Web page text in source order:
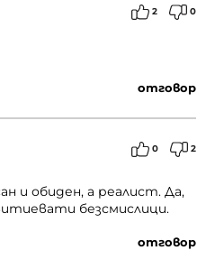
2 0
отговор
0 2
и обиден, а реалист. Да,
безсмислици.
отговор